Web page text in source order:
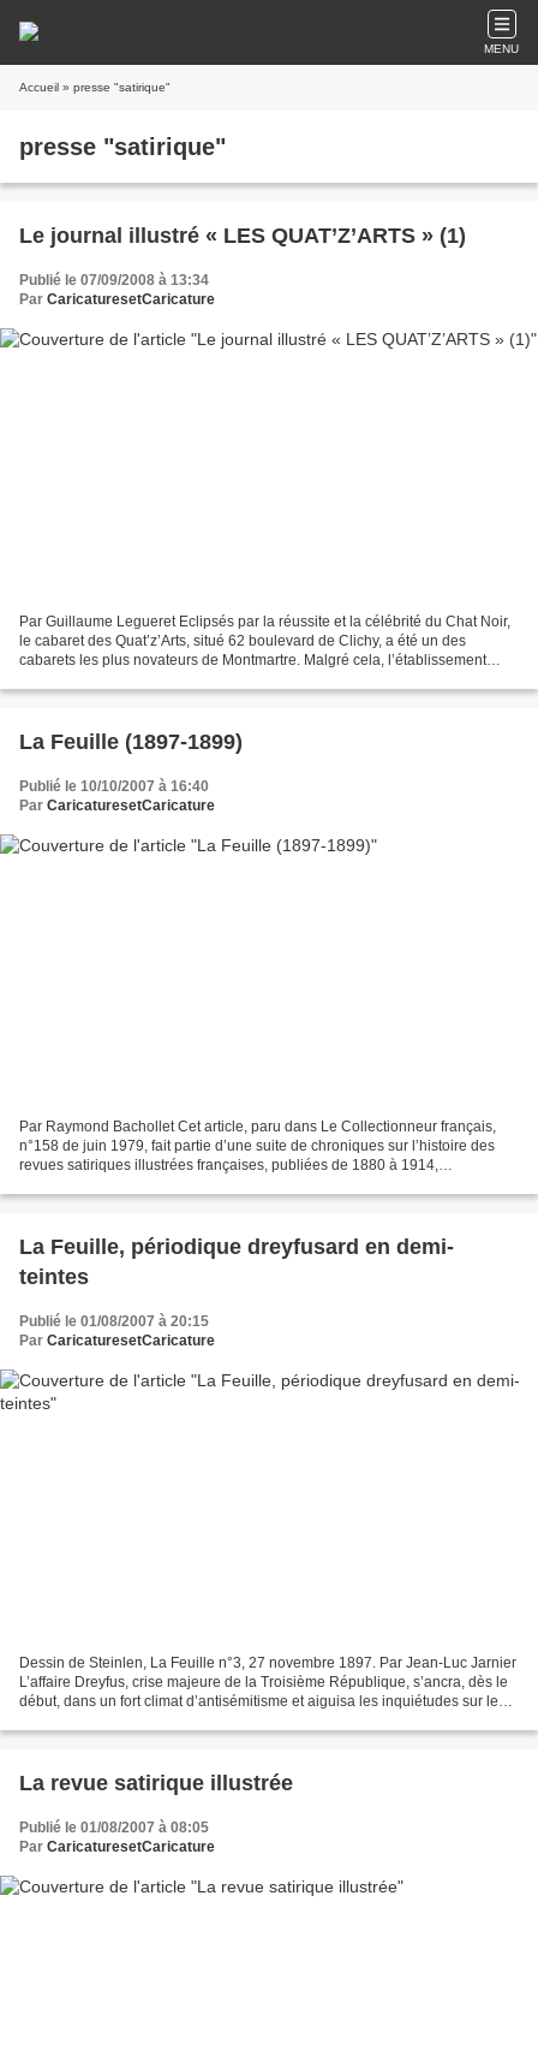
MENU
Accueil » presse "satirique"
presse "satirique"
Le journal illustré « LES QUAT’Z’ARTS » (1)
Publié le 07/09/2008 à 13:34
Par CaricaturesetCaricature
Par Guillaume Legueret Eclipsés par la réussite et la célébrité du Chat Noir,
le cabaret des Quat’z’Arts, situé 62 boulevard de Clichy, a été un des
cabarets les plus novateurs de Montmartre. Malgré cela, l’établissement
La Feuille (1897-1899)
Publié le 10/10/2007 à 16:40
Par CaricaturesetCaricature
Par Raymond Bachollet Cet article, paru dans Le Collectionneur français,
n°158 de juin 1979, fait partie d’une suite de chroniques sur l’histoire des
revues satiriques illustrées françaises, publiées de 1880 à 1914,
La Feuille, périodique dreyfusard en demi-
teintes
Publié le 01/08/2007 à 20:15
Par CaricaturesetCaricature
Dessin de Steinlen, La Feuille n°3, 27 novembre 1897. Par Jean-Luc Jarnier
L’affaire Dreyfus, crise majeure de la Troisième République, s’ancra, dès le
début, dans un fort climat d’antisémitisme et aiguisa les inquiétudes sur le
La revue satirique illustrée
Publié le 01/08/2007 à 08:05
Par CaricaturesetCaricature